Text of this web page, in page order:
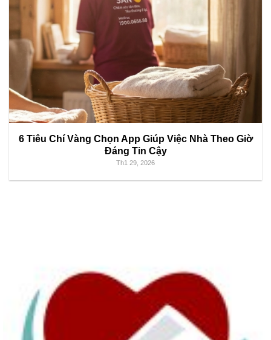
6 Tiêu Chí Vàng Chọn App Giúp Việc Nhà Theo Giờ
Đáng Tin Cậy
Th1 29, 2026